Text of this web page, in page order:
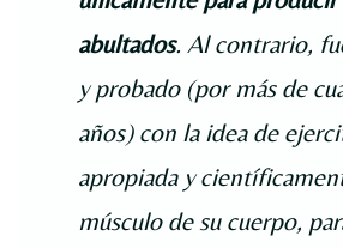
abultados. Al contrario,
y probado (por más de
años) con la idea de
apropiada y
músculo de su cuerpo,